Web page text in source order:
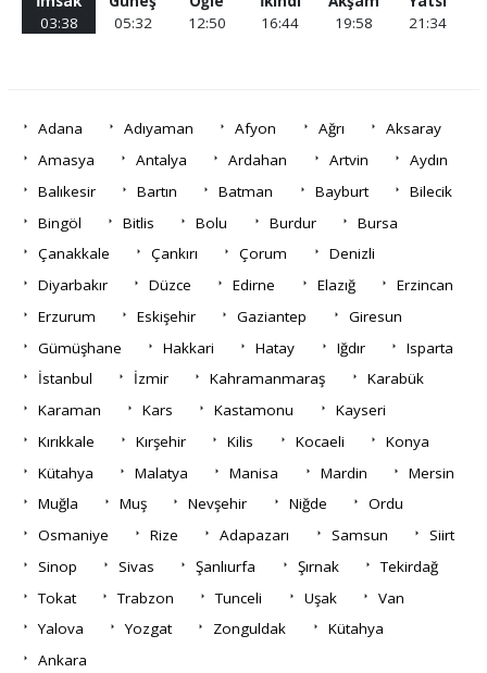
03:38
05:32
12:50
16:44
19:58
21:34
Adana Adıyaman Afyon Ağrı
Aksaray
Amasya
Antalya Ardahan Artvin
Aydın
Balıkesir
Bartın Batman Bayburt
Bilecik
Bingöl
Bitlis Bolu Burdur
Bursa
Çanakkale
Çankırı Çorum
Denizli
Diyarbakır
Düzce Edirne Elazığ
Erzincan
Erzurum
Eskişehir Gaziantep
Giresun
Gümüşhane
Hakkari Hatay Iğdır
Isparta
İstanbul
İzmir Kahramanmaraş
Karabük
Karaman
Kars Kastamonu
Kayseri
Kırıkkale
Kırşehir Kilis Kocaeli
Konya
Kütahya
Malatya Manisa Mardin
Mersin
Muğla
Muş Nevşehir Niğde
Ordu
Osmaniye
Rize Adapazarı Samsun
Siirt
Sinop
Sivas Şanlıurfa Şırnak
Tekirdağ
Tokat
Trabzon Tunceli Uşak
Van
Yalova
Yozgat Zonguldak
Kütahya
Ankara